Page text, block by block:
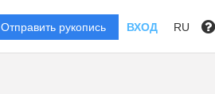
Отправить рукопись ВХОД RU